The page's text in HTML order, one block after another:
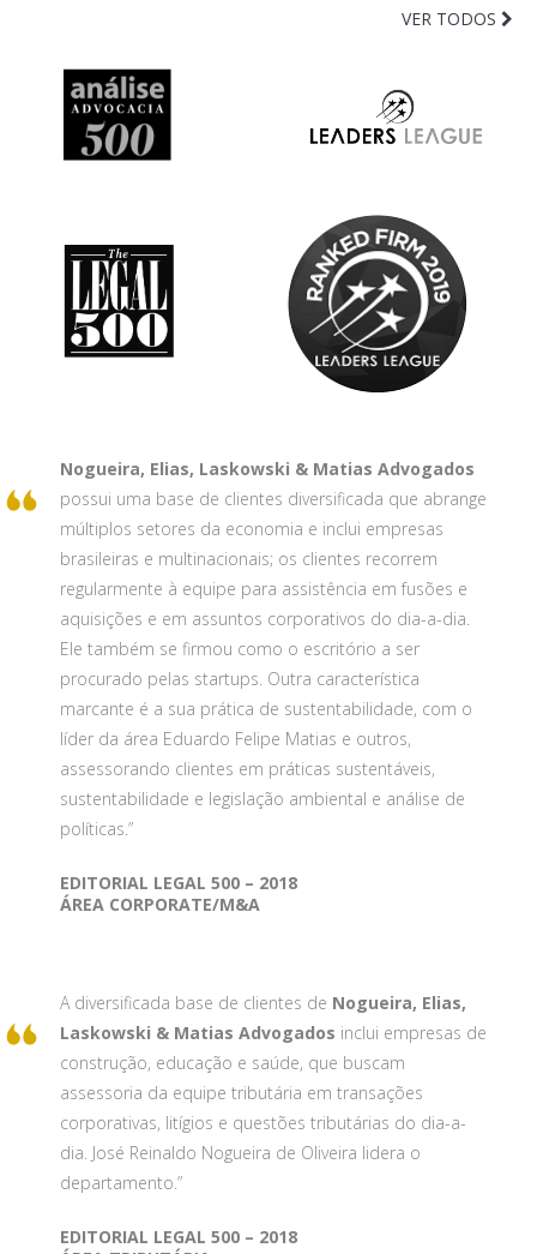
VER TODOS
Nogueira, Elias, Laskowski & Matias Advogados
possui uma base de clientes diversificada que abrange
múltiplos setores da economia e inclui empresas
brasileiras e multinacionais; os clientes recorrem
regularmente à equipe para assistência em fusões e
aquisições e em assuntos corporativos do dia-a-dia.
Ele também se firmou como o escritório a ser
procurado pelas startups. Outra característica
marcante é a sua prática de sustentabilidade, com o
líder da área Eduardo Felipe Matias e outros,
assessorando clientes em práticas sustentáveis,
sustentabilidade e legislação ambiental e análise de
políticas.”
EDITORIAL LEGAL 500 – 2018
ÁREA CORPORATE/M&A
A diversificada base de clientes de Nogueira, Elias,
Laskowski & Matias Advogados inclui empresas de
construção, educação e saúde, que buscam
assessoria da equipe tributária em transações
corporativas, litígios e questões tributárias do dia-a-
dia. José Reinaldo Nogueira de Oliveira lidera o
departamento.”
EDITORIAL LEGAL 500 – 2018